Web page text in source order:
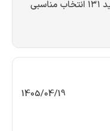
در حالت عادی، همان ۵۰ آمپر برای پراید ۱۳۱ انتخاب مناسبی
1405/04/19